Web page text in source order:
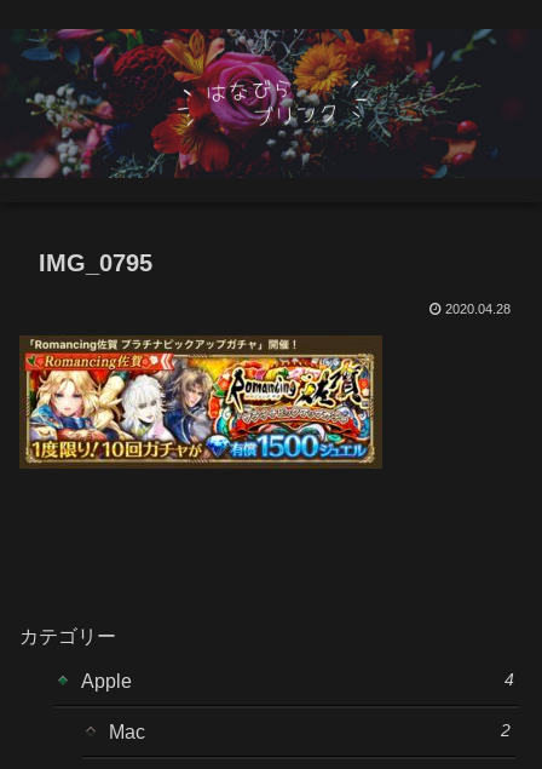
IMG_0795
2020.04.28
カテゴリー
Apple 4
Mac 2